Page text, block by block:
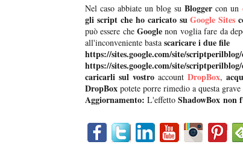
Nel caso abbiate un blog suBlogger con un
gli script che ho caricato suGoogle Sites
può essere cheGoogle non voglia fare da
all'inconveniente basta scaricare i due file
https://sites.google.com/site/
https://sites.google.com/site/
caricarli sul vostro accountDropBox,
DropBox potete porre rimedio a questa
Aggiornamento: L'effetto ShadowBox non